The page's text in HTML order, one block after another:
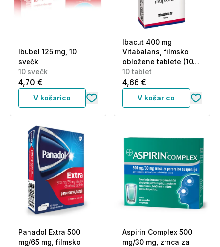
Ibubel 125 mg, 10
svečk
10 svečk
4,70 €
V košarico
Ibacut 400 mg
Vitabalans, filmsko
obložene tablete (10
tablet)
10 tablet
4,66 €
V košarico
Panadol Extra 500
mg/65 mg, filmsko
Aspirin Complex 500
mg/30 mg, zrnca za